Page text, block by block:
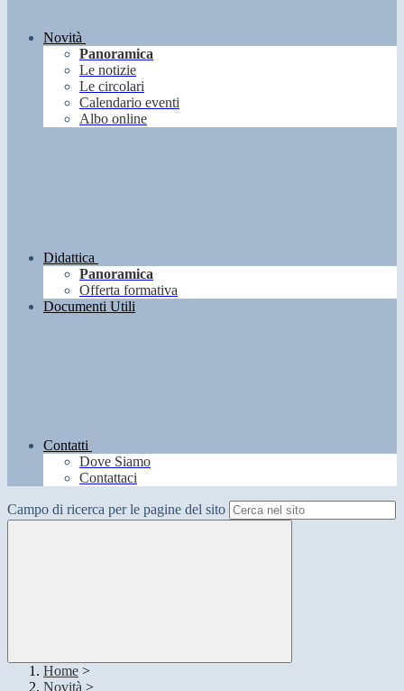
Novità
Panoramica
Le notizie
Le circolari
Calendario eventi
Albo online
Didattica
Panoramica
Offerta formativa
Documenti Utili
Contatti
Dove Siamo
Contattaci
Campo di ricerca per le pagine del sito
Home >
Novità >